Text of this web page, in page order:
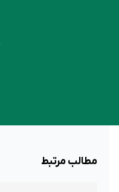
مطالب مرتبط